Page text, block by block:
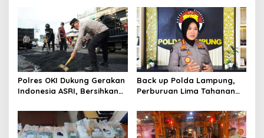
Senjata Api Rakitan dan
Amunisi Serahan
Masyarakat
Rp1,4 Miliar
Polres OKI Dukung Gerakan
Indonesia ASRI, Bersihkan
Jalan Berlubang
Back up Polda Lampung,
Perburuan Lima Tahanan
Dipersempit: Ruang Gerak
Pelarian Kian Terkepung